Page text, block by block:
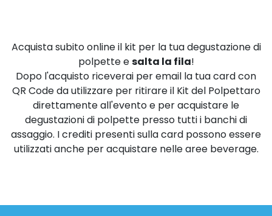
Acquista subito online il kit per la tua degustazione di
polpette esalta la fila!
Dopo l'acquisto riceverai per email la tua card con
QR Code da utilizzare per ritirare il Kit del Polpettaro
direttamente all'evento e per acquistare le
degustazioni di polpette presso tutti i banchi di
assaggio. I crediti presenti sulla card possono essere
utilizzati anche per acquistare nelle aree beverage.